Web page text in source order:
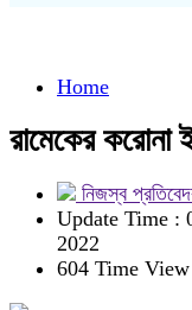
Home
রামেকের
নিজস্ব
Update Time :
2022
604 Time View